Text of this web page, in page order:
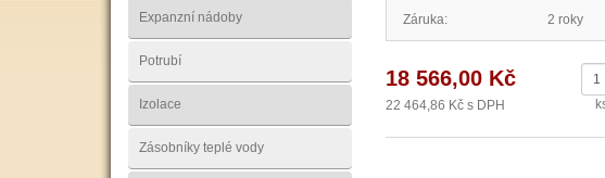
Expanzní nádoby
Potrubí
Izolace
Zásobníky teplé vody
Záruka: 2 roky
18 566,00 Kč
22 464,86 Kč s DPH